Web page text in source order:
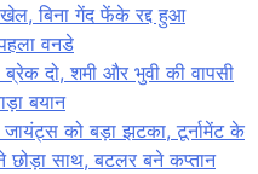
खेल, बिना गेंद फेंके रद्द हुआ
वनडे
दो, शमी और भुवी की वापसी
बयान
को बड़ा झटका, टूर्नामेंट के
छोड़ा साथ, बटलर बने कप्तान